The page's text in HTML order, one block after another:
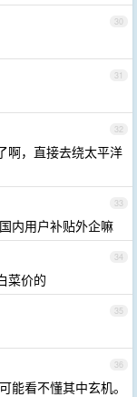
30
31
32
啊，直接去绕太平洋
33
内用户补贴外企嘛
34
菜价的
35
36
能看不懂其中玄机。